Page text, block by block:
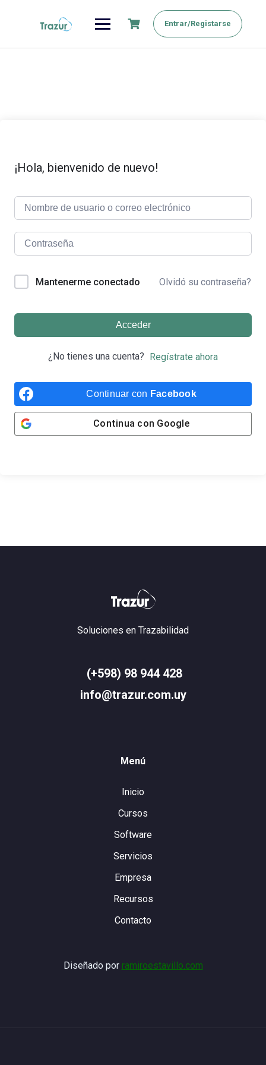
Entrar/Registarse
¡Hola, bienvenido de nuevo!
Mantenerme conectado Olvidó su contraseña?
Acceder
¿No tienes una cuenta? Regístrate ahora
Continuar con Facebook
Continua con Google
Soluciones en Trazabilidad
(+598) 98 944 428
info@trazur.com.uy
Menú
Inicio
Cursos
Software
Servicios
Empresa
Recursos
Contacto
Diseñado por ramiroestavillo.com